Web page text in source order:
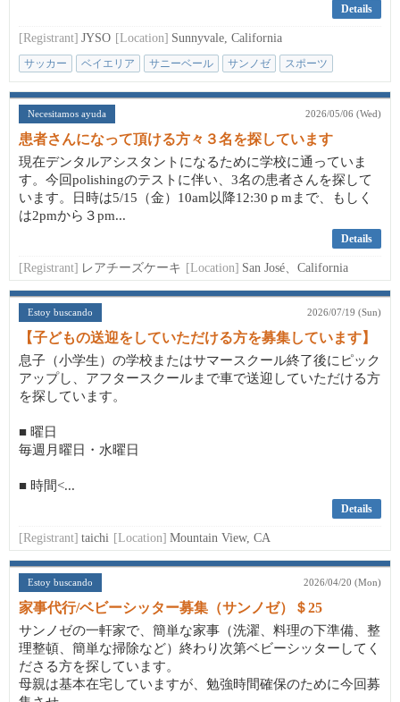
Details
[Registrant] JYSO [Location] Sunnyvale, California
サッカー ベイエリア サニーベール サンノゼ スポーツ
Necesitamos ayuda 2026/05/06 (Wed)
患者さんになって頂ける方々３名を探しています
現在デンタルアシスタントになるために学校に通っていま
す。今回polishingのテストに伴い、3名の患者さんを探して
います。日時は5/15（金）10am以降12:30ｐmまで、もしく
は2pmから３pm...
Details
[Registrant] レアチーズケーキ [Location] San José、California
Estoy buscando 2026/07/19 (Sun)
【子どもの送迎をしていただける方を募集しています】
息子（小学生）の学校またはサマースクール終了後にピック
アップし、アフタースクールまで車で送迎していただける方
を探しています。
■ 曜日
毎週月曜日・水曜日
■ 時間<...
Details
[Registrant] taichi [Location] Mountain View, CA
Estoy buscando 2026/04/20 (Mon)
家事代行/ベビーシッター募集（サンノゼ）＄25
サンノゼの一軒家で、簡単な家事（洗濯、料理の下準備、整
理整頓、簡単な掃除など）終わり次第ベビーシッターしてく
ださる方を探しています。
母親は基本在宅していますが、勉強時間確保のために今回募